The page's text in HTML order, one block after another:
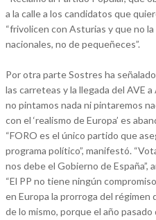
a la calle a los candidatos que
“frivolicen con Asturias y que no
nacionales, no de pequeñeces”.
Por otra parte Sostres ha
las carreteas y la llegada del AVE
no pintamos nada ni pintaremos
con el ‘realismo de Europa’ es
“FORO es el único partido que
programa político”, manifestó.
nos debe el Gobierno de España”,
“El PP no tiene ningún
en Europa la prorroga del régimen
de lo mismo, porque el año